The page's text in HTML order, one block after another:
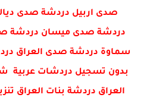
صدى اربيل دردشة صدى
دردشة صدى ميسان دردشة
سماوة دردشة صدى العراق
بدون تسجيل دردشات عربية
العراق دردشة بنات العراق